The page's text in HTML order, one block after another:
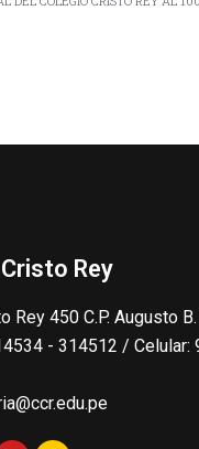
Rey
Rey 450 C.P. Augusto
- 314512 / Celular: